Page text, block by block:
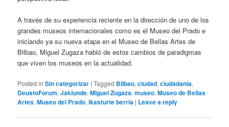
A través de su experiencia reciente en la dirección de uno de los
grandes museos internacionales como es el Museo del Prado e
iniciando ya su nueva etapa en el Museo de Bellas Artes de
Bilbao, Miguel Zugaza habló de estos cambios de paradigmas
que viven los museos en la actualidad.
Posted in Sin categorizar |Tagged Bilbao,ciudad,ciudadanía,
DeustoForum,Jakiunde,Miguel Zugaza,museo,Museo de Bellas
Artes,Museo del Prado,ikasturte berria | Leave a reply